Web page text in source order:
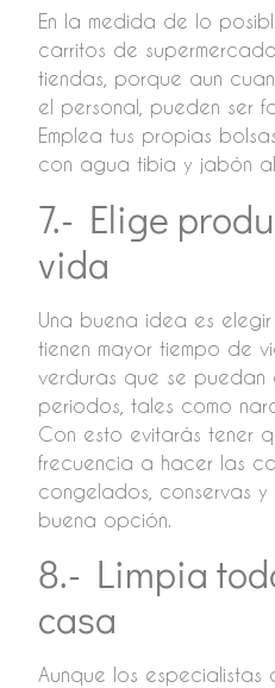
En la medida de lo
carritos de
tiendas, porque aun
el personal, pueden ser
Emplea tus propias
con agua tibia y jabón
7.- Elige
vida
Una buena idea es
tienen mayor tiempo de
verduras que se
periodos, tales como
Con esto evitarás tener
frecuencia a hacer las
congelados, conservas
buena opción.
8.- Limpia
casa
Aunque los especialistas